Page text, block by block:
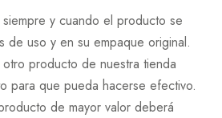
y cuando el producto se
de uso y en su empaque original.
producto de nuestra tienda
para que pueda hacerse efectivo.
de mayor valor deberá